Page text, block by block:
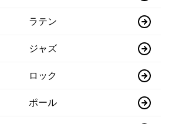
ラテン
ジャズ
ロック
ポール